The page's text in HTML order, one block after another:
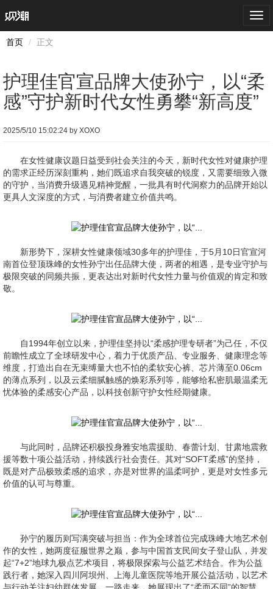
首页
正文
护理佳官宣品牌大使孙宁，以“柔
感”守护新时代女性勇攀“新高度”
2025/5/10 15:02:24 by XOXO
在女性健康议题日益受到社会关注的今天，新时代女性对健康护理
的需求正经历深刻重构，她们既追求自我突破的锐度，又需要细致入微
的守护，当消费升级遇见精神觉醒，一批具有时代洞察力的品牌开始以
更具人文深度的方式，与消费者建立价值共鸣。
新形势下，深耕女性健康领域30多年的护理佳，于5月10日官宣河
南首位登顶珠峰的女性孙宁出任品牌大使，两者的相遇，是专业守护与
极限突破的同频共振，更表达出对新时代女性力量与价值观的肯定和致
敬。
自1994年创立以来，护理佳坚持以“柔感护理专研者”为己任，不仅
前瞻性成立了全球研发中心，着力于优质产品、专业服务、健康理念等
维度，打造出自在无束缚量大也不怕的柔软安心裤、芯片薄至0.06cm
的薄点系列，以及云柔细腻触感的焕彩系列等，能够给私密肌最温柔无
忧体验的柔感安心产品，以科技创新守护女性经期健康。
与此同时，品牌还积极投身雅安地震援助、春蕾计划、甘肃地震救
援等数十项公益活动，持续践行社会责任。其对“SOFT柔感”的坚持，
既是对产品极致柔感的追求，亦是对世界的温柔呵护，更是对女性多元
价值的认可与尊重。
孙宁的履历则写满突破与担当：作为全球首位完成珠峰大地艺术创
作的女性，她两度征服世界之巅，参与中国首支民间女子登山队，并发
起“7+2”地球九极点艺术项目，将极限探索与公益艺术结合。作为公益
践行者，她深入四川阿坝州、上海儿童医院等地开展公益活动，以艺术